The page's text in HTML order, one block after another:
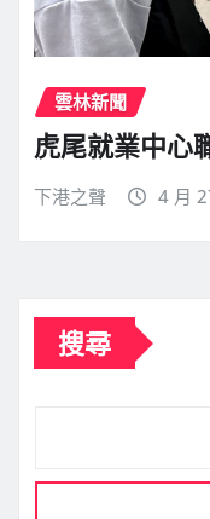
雲林新聞
虎尾就業中心
下港之聲 4 月
搜尋